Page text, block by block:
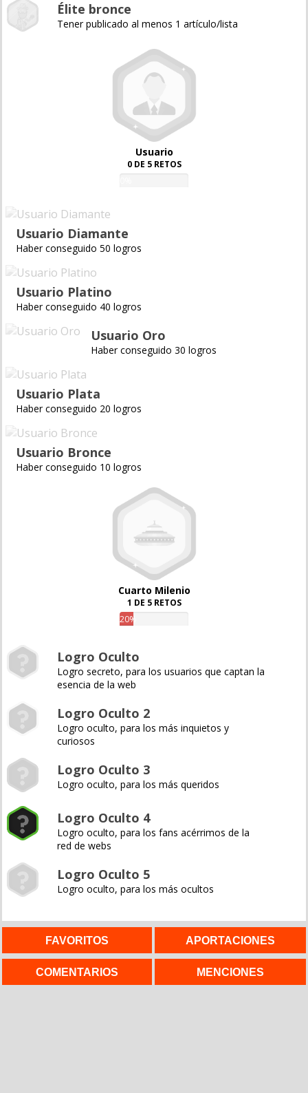
Élite bronce
Tener publicado al menos 1 artículo/lista
Usuario
0 DE 5 RETOS
Usuario Diamante
Haber conseguido 50 logros
Usuario Platino
Haber conseguido 40 logros
Usuario Oro
Haber conseguido 30 logros
Usuario Plata
Haber conseguido 20 logros
Usuario Bronce
Haber conseguido 10 logros
Cuarto Milenio
1 DE 5 RETOS
20%
Logro Oculto
Logro secreto, para los usuarios que captan la
esencia de la web
Logro Oculto 2
Logro oculto, para los más inquietos y
curiosos
Logro Oculto 3
Logro oculto, para los más queridos
Logro Oculto 4
Logro oculto, para los fans acérrimos de la
red de webs
Logro Oculto 5
Logro oculto, para los más ocultos
FAVORITOS APORTACIONES
COMENTARIOS MENCIONES